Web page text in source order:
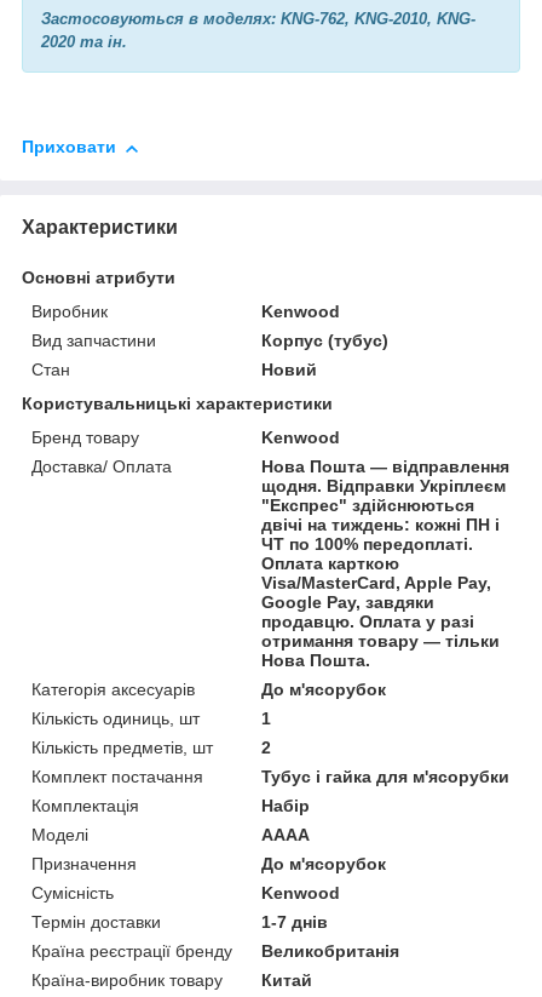
Застосовуються в моделях: KNG-762, KNG-2010, KNG-
2020 та ін.
Приховати
Характеристики
Основні атрибути
Виробник
Kenwood
Вид запчастини
Корпус (тубус)
Стан
Новий
Користувальницькі характеристики
Бренд товару
Kenwood
Доставка/ Оплата
Нова Пошта — відправлення
щодня. Відправки Укріплеєм
"Експрес" здійснюються
двічі на тиждень: кожні ПН і
ЧТ по 100% передоплаті.
Оплата карткою
Visa/MasterCard, Apple Pay,
Google Pay, завдяки
продавцю. Оплата у разі
отримання товару — тільки
Нова Пошта.
Категорія аксесуарів
До м'ясорубок
Кількість одиниць, шт
1
Кількість предметів, шт
2
Комплект постачання
Тубус і гайка для м'ясорубки
Комплектація
Набір
Моделі
AAAA
Призначення
До м'ясорубок
Сумісність
Kenwood
Термін доставки
1-7 днів
Країна реєстрації бренду
Великобританія
Країна-виробник товару
Китай